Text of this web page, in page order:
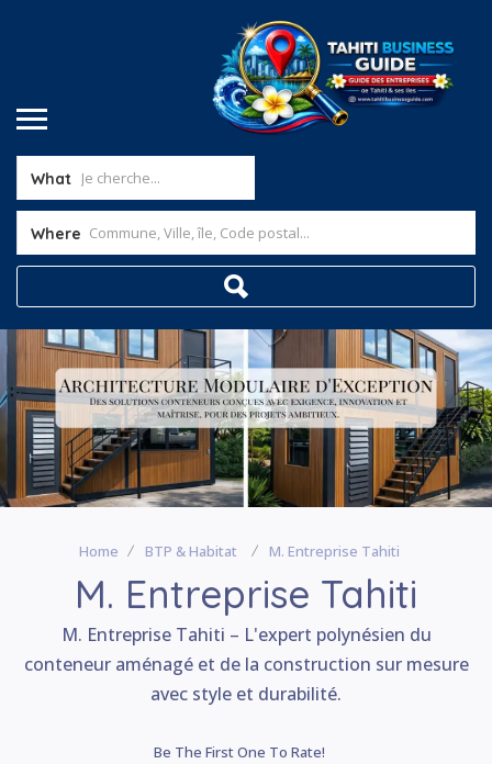
What
Where
Home BTP & Habitat M. Entreprise Tahiti
M. Entreprise Tahiti
M. Entreprise Tahiti – L'expert polynésien du
conteneur aménagé et de la construction sur mesure
avec style et durabilité.
Be The First One To Rate!